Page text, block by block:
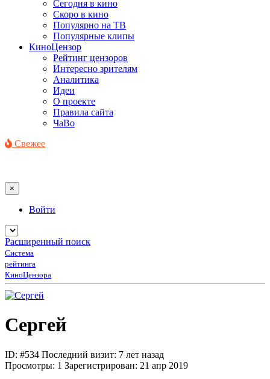
Сегодня в кино
Скоро в кино
Популярно на ТВ
Популярные клипы
КиноЦензор
Рейтинг цензоров
Интересно зрителям
Аналитика
Идеи
О проекте
Правила сайта
ЧаВо
Свежее
×
Войти
Расширенный поиск
Система
рейтинга
КиноЦензора
Сергей
ID: #534 Последний визит: 7 лет назад
Просмотры: 1 Зарегистрирован: 21 апр 2019